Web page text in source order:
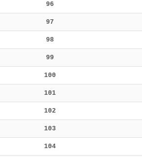
96
97
98
99
100
101
102
103
104